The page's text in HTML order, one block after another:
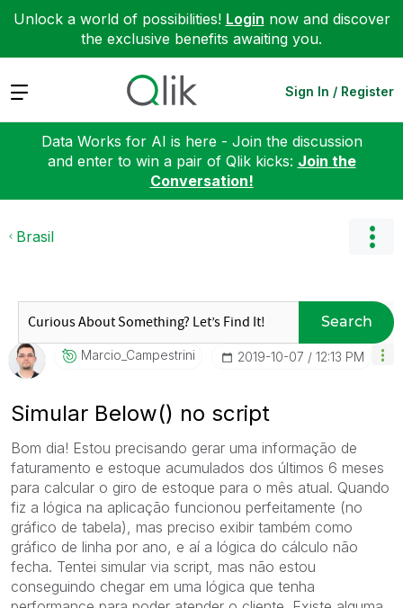
Unlock a world of possibilities! Login now and discover
the exclusive benefits awaiting you.
Expand Sign In / Register
Data Works for AI is here - Join the discussion
and enter to win a pair of Qlik kicks: Join the
Conversation!
Brasil
Search
Marcio_CampestrIni ‎2019-10-07 12:13 PM
Simular Below() no script
Bom dia! Estou precisando gerar uma informação de
faturamento e estoque acumulados dos últimos 6 meses
para calcular o giro de estoque para o mês atual. Quando
fiz a lógica na aplicação funcionou perfeitamente (no
gráfico de tabela), mas preciso exibir também como
gráfico de linha por ano, e aí a lógica do cálculo não
fecha. Tentei simular via script, mas não estou
conseguindo chegar em uma lógica que tenha